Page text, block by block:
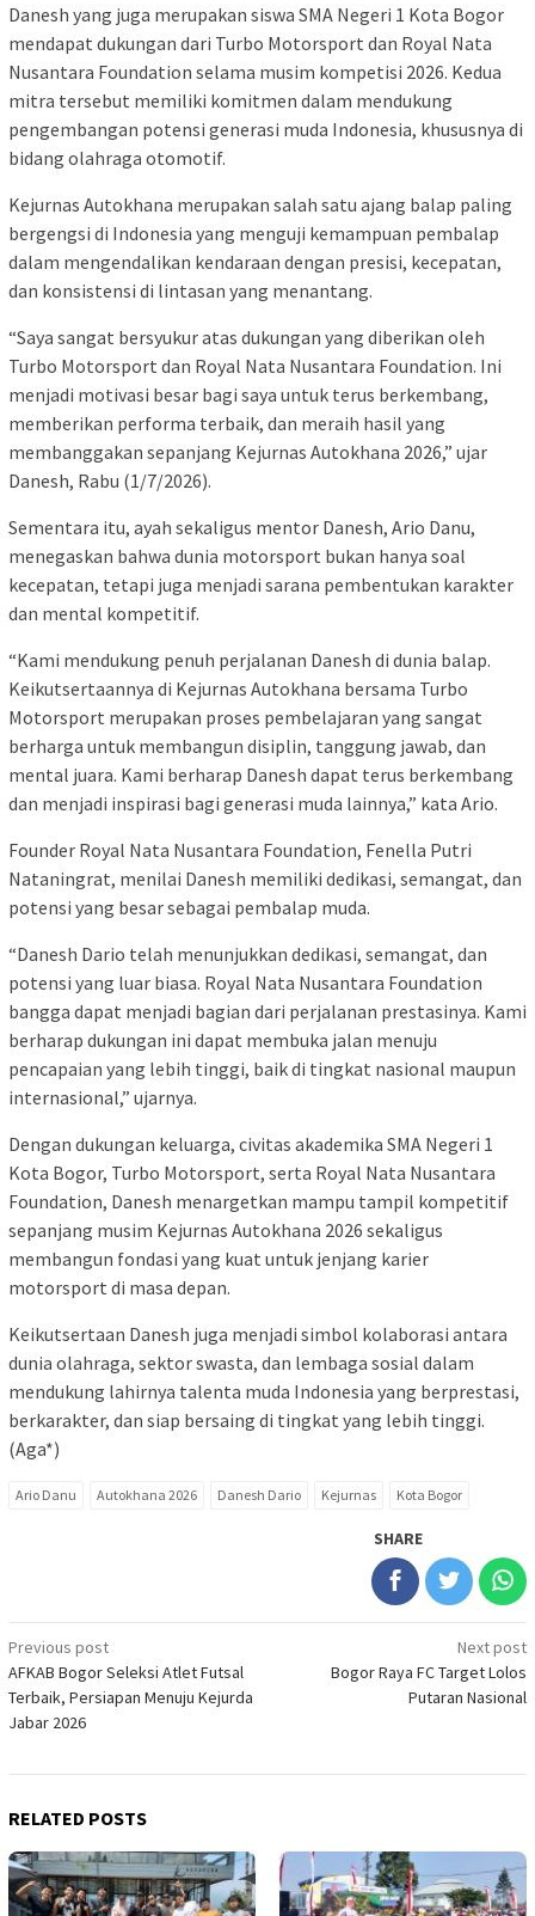
Danesh yang juga merupakan siswa SMA Negeri 1 Kota Bogor
mendapat dukungan dari Turbo Motorsport dan Royal Nata
Nusantara Foundation selama musim kompetisi 2026. Kedua
mitra tersebut memiliki komitmen dalam mendukung
pengembangan potensi generasi muda Indonesia, khususnya di
bidang olahraga otomotif.
Kejurnas Autokhana merupakan salah satu ajang balap paling
bergengsi di Indonesia yang menguji kemampuan pembalap
dalam mengendalikan kendaraan dengan presisi, kecepatan,
dan konsistensi di lintasan yang menantang.
“Saya sangat bersyukur atas dukungan yang diberikan oleh
Turbo Motorsport dan Royal Nata Nusantara Foundation. Ini
menjadi motivasi besar bagi saya untuk terus berkembang,
memberikan performa terbaik, dan meraih hasil yang
membanggakan sepanjang Kejurnas Autokhana 2026,” ujar
Danesh, Rabu (1/7/2026).
Sementara itu, ayah sekaligus mentor Danesh, Ario Danu,
menegaskan bahwa dunia motorsport bukan hanya soal
kecepatan, tetapi juga menjadi sarana pembentukan karakter
dan mental kompetitif.
“Kami mendukung penuh perjalanan Danesh di dunia balap.
Keikutsertaannya di Kejurnas Autokhana bersama Turbo
Motorsport merupakan proses pembelajaran yang sangat
berharga untuk membangun disiplin, tanggung jawab, dan
mental juara. Kami berharap Danesh dapat terus berkembang
dan menjadi inspirasi bagi generasi muda lainnya,” kata Ario.
Founder Royal Nata Nusantara Foundation, Fenella Putri
Nataningrat, menilai Danesh memiliki dedikasi, semangat, dan
potensi yang besar sebagai pembalap muda.
“Danesh Dario telah menunjukkan dedikasi, semangat, dan
potensi yang luar biasa. Royal Nata Nusantara Foundation
bangga dapat menjadi bagian dari perjalanan prestasinya. Kami
berharap dukungan ini dapat membuka jalan menuju
pencapaian yang lebih tinggi, baik di tingkat nasional maupun
internasional,” ujarnya.
Dengan dukungan keluarga, civitas akademika SMA Negeri 1
Kota Bogor, Turbo Motorsport, serta Royal Nata Nusantara
Foundation, Danesh menargetkan mampu tampil kompetitif
sepanjang musim Kejurnas Autokhana 2026 sekaligus
membangun fondasi yang kuat untuk jenjang karier
motorsport di masa depan.
Keikutsertaan Danesh juga menjadi simbol kolaborasi antara
dunia olahraga, sektor swasta, dan lembaga sosial dalam
mendukung lahirnya talenta muda Indonesia yang berprestasi,
berkarakter, dan siap bersaing di tingkat yang lebih tinggi.
(Aga*)
Ario Danu Autokhana 2026 Danesh Dario Kejurnas Kota Bogor
SHARE
Post
navigation
Previous post
AFKAB Bogor Seleksi Atlet Futsal
Terbaik, Persiapan Menuju Kejurda
Jabar 2026
Next post
Bogor Raya FC Target Lolos
Putaran Nasional
RELATED POSTS